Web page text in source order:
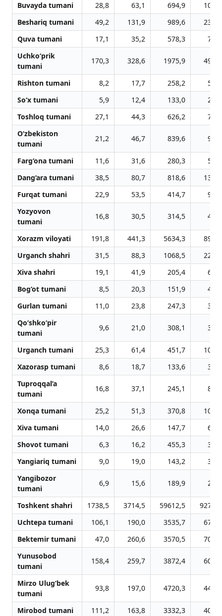
Buvayda tumani
28,8 63,1 694,9
103,1
Beshariq tumani
49,2 131,9 989,6
230,5
Quva tumani
17,1 35,2 578,3
71,2
Uchko‘prik
tumani
170,3 328,6 1975,9 493,1
Rishton tumani 8,2 17,7 258,2
53,0
So‘x tumani
5,9 12,4 133,0
20,9
Toshloq tumani
27,1 44,3 626,2
79,9
O‘zbekiston
tumani
21,2 46,7 839,6 95,1
Farg‘ona tumani 11,6 31,6 280,3
59,2
Dang‘ara tumani
38,5 80,7 818,6
132,3
Furqat tumani
22,9 53,5 414,7
91,3
Yozyovon
tumani
16,8 30,5 314,5 46,6
Xorazm viloyati 191,8 441,3 5634,3
892,2
Urganch shahri
31,5 88,3 1068,5
223,2
Xiva shahri
19,1 41,9 205,4
66,7
Bog‘ot tumani
8,5 20,3 151,9
41,2
Gurlan tumani
11,0 23,8 247,3
38,7
Qo‘shko‘pir
tumani
9,6 21,0 308,1 30,7
Urganch tumani 25,3 61,4 451,7
109,0
Xazorasp tumani
8,6 18,7 133,6
30,8
Tuproqqal’a
tumani
16,8 37,1 245,1 88,3
Xonqa tumani 25,2 51,3 370,8
107,5
Xiva tumani
14,0 26,6 147,7
60,5
Shovot tumani
6,3 16,2 455,3
39,2
Yangiariq tumani
9,0 19,0 143,2
34,3
Yangibozor
tumani
6,9 15,6 189,9 22,1
Toshkent shahri 1738,5 3714,5 59612,5
9276,7
Uchtepa tumani
106,1 190,0 3535,7
676,6
Bektemir tumani
47,0 260,6 3570,5
703,5
Yunusobod
tumani
158,4 259,7 3872,4 607,0
Mirzo Ulug‘bek
tumani
93,8 197,0 4720,3 443,9
Mirobod tumani 111,2 163,8 3332,3
406,0